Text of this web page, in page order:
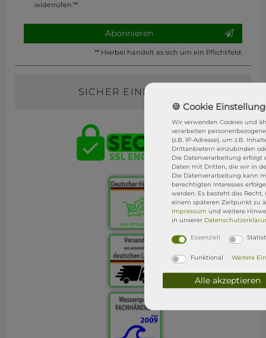
widerrufen.**
Abonnieren
** Hierbei handelt es sich um ein Pflichtfeld.
SICHER EINKAUFEN
Wir verwenden Cookies und
verarbeiten
(z.B. IP-Adresse), um z.B.
Drittanbietern einzubinden
Die Datenverarbeitung erfolgt
Daten mit Dritten, die wir in
Die Datenverarbeitung kann
berechtigten Interesses
werden. Es besteht das
einem späteren Zeitpunkt zu
Impressum und weitere
in unserer
Essenziell
Funktional Weitere
Alle akzeptieren